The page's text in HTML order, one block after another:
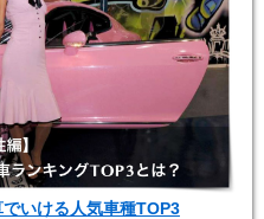
いける人気車種TOP3